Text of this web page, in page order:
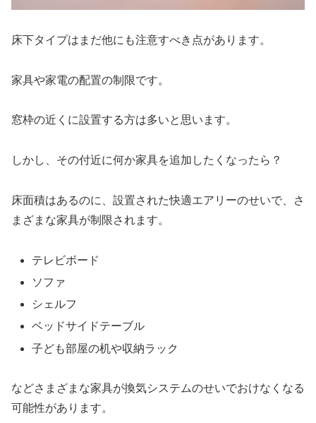
床下タイプはまだ他にも注意すべき点があります。
家具や家電の配置の制限です。
窓枠の近くに設置する方は多いと思います。
しかし、その付近に何か家具を追加したくなったら？
床面積はあるのに、設置された快適エアリーのせいで、さ
まざまな家具が制限されます。
テレビボード
ソファ
シェルフ
ベッドサイドテーブル
子ども部屋の机や収納ラック
などさまざまな家具が換気システムのせいでおけなくなる
可能性があります。